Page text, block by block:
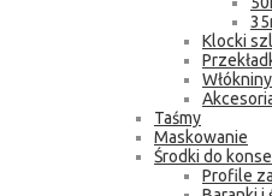
Klocki
Taśmy
Maskowanie
Środki do
Profile